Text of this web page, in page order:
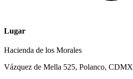
Lugar
Hacienda de los Morales
Vázquez de Mella 525, Polanco, CDMX